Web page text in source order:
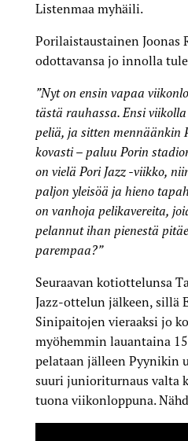
Listenmaa myhäili.
Porilaistaustainen Joonas
odottavansa jo innolla
”Nyt on ensin vapaa
tästä rauhassa. Ensi
peliä, ja sitten mennäänkin
kovasti – paluu Porin
on vielä Pori Jazz -viikko,
paljon yleisöä ja hieno
on vanhoja pelikavereita,
pelannut ihan pienestä
parempaa?”
Seuraavan kotiottelunsa
Jazz-ottelun jälkeen, sillä
Sinipaitojen vieraaksi jo
myöhemmin lauantaina
pelataan jälleen Pyynikin
suuri junioriturnaus valta
tuona viikonloppuna.